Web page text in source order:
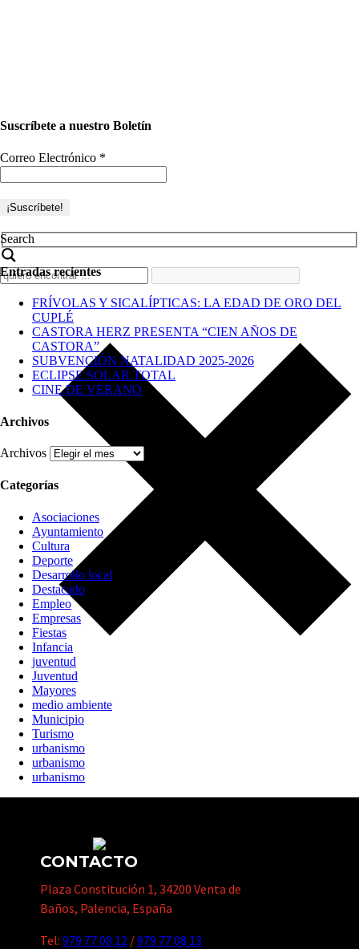
Suscríbete a nuestro Boletín
Correo Electrónico *
Search
Entradas recientes
FRÍVOLAS Y SICALÍPTICAS: LA EDAD DE ORO DEL
CUPLÉ
CASTORA HERZ PRESENTA “CIEN AÑOS DE
CASTORA”
SUBVENCIÓN NATALIDAD 2025-2026
ECLIPSE SOLAR TOTAL
CINE DE VERANO
Archivos
Archivos
Categorías
Asociaciones
Ayuntamiento
Cultura
Deporte
Desarrollo local
Destacado
Empleo
Empresas
Fiestas
Infancia
juventud
Juventud
Mayores
medio ambiente
Municipio
Turismo
urbanismo
urbanismo
urbanismo
CONTACTO
Plaza Constitución 1, 34200 Venta de
Baños, Palencia, España
Tel: 979 77 08 12 /979 77 08 13